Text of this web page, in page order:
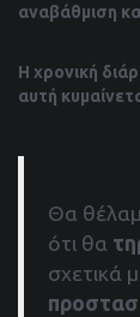
αναβάθμιση
Η χρονική
αυτή
Θα
ότι θα
σχετικά